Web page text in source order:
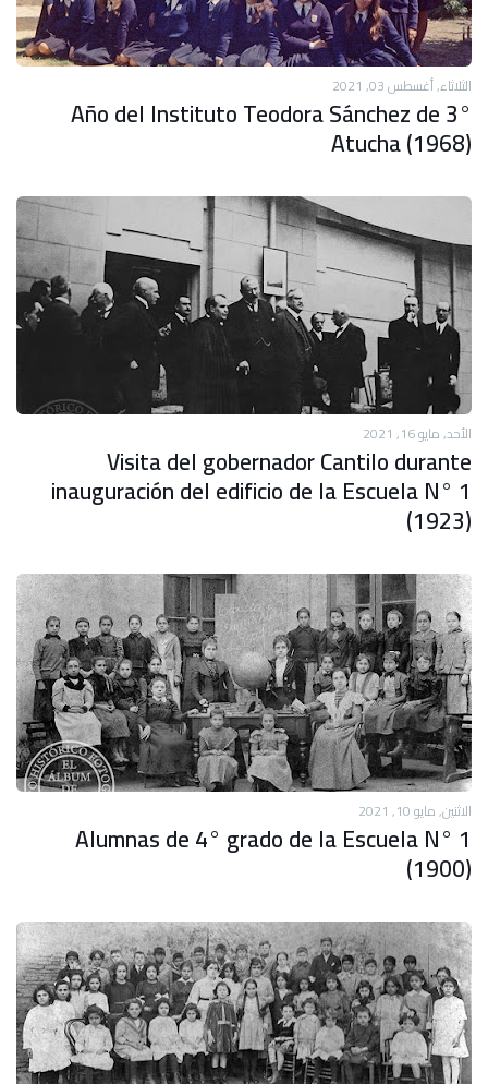
الثلاثاء, أغسطس 03, 2021
3° Año del Instituto Teodora Sánchez de
Atucha (1968)
الأحد, مايو 16, 2021
Visita del gobernador Cantilo durante
inauguración del edificio de la Escuela N° 1
(1923)
الاثنين, مايو 10, 2021
Alumnas de 4° grado de la Escuela N° 1
(1900)